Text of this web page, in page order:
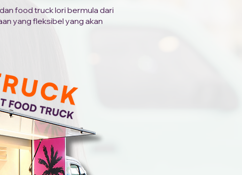
food truck lori bermula dari
yang fleksibel yang akan